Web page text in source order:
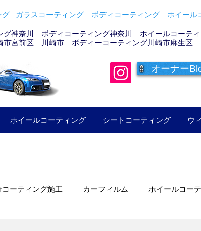
グ ガラスコーティング ボディコーティング ホイー
グ神奈川 ボディコーティング神奈川 ホイールコーテ
宮前区 川崎市 ボディーコーティング川崎市麻生区
オーナー
ホイールコーティング シートコーティング ウ
コーティング施工 カーフィルム ホイールコー